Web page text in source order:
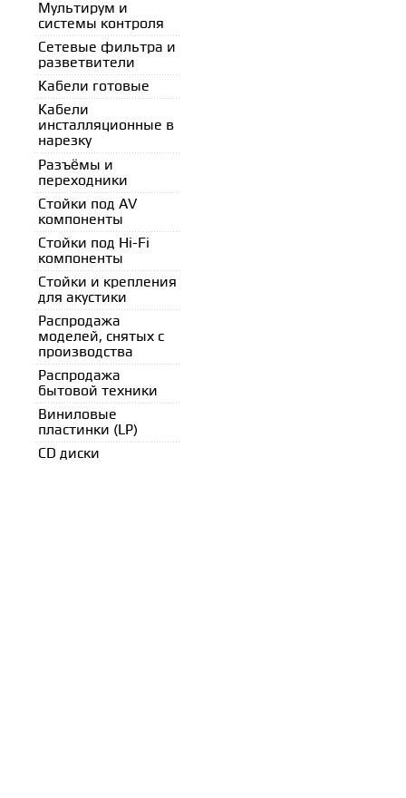
Мультирум и
системы контроля
Сетевые фильтра и
разветвители
Кабели готовые
Кабели
инсталляционные в
нарезку
Разъёмы и
переходники
Стойки под AV
компоненты
Стойки под Нi-Fi
компоненты
Стойки и крепления
для акустики
Распродажа
моделей, снятых с
производства
Распродажа
бытовой техники
Виниловые
пластинки (LP)
CD диски